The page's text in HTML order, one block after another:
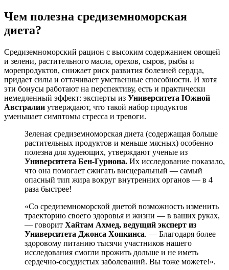
Чем полезна средиземноморская
диета?
Средиземноморский рацион с высоким содержанием овощей
и зелени, растительного масла, орехов, сыров, рыбы и
морепродуктов, снижает риск развития болезней сердца,
придает силы и оттачивает умственные способности. И хотя
эти бонусы работают на перспективу, есть и практически
немедленный эффект: эксперты из Университета Южной
Австралии утверждают, что такой набор продуктов
уменьшает симптомы стресса и тревоги.
Зеленая средиземноморская диета (содержащая больше
растительных продуктов и меньше мясных) особенно
полезна для худеющих, утверждают ученые из
Университета Бен-Гуриона. Их исследование показало,
что она помогает сжигать висцеральный — самый
опасный тип жира вокруг внутренних органов — в 4
раза быстрее!
«Со средиземноморской диетой возможность изменить
траекторию своего здоровья и жизни — в ваших руках,
— говорит Хайтам Ахмед, ведущий эксперт из
Университета Джонса Хопкинса. — Благодаря более
здоровому питанию тысячи участников нашего
исследования смогли прожить дольше и не иметь
сердечно-сосудистых заболеваний. Вы тоже можете!».